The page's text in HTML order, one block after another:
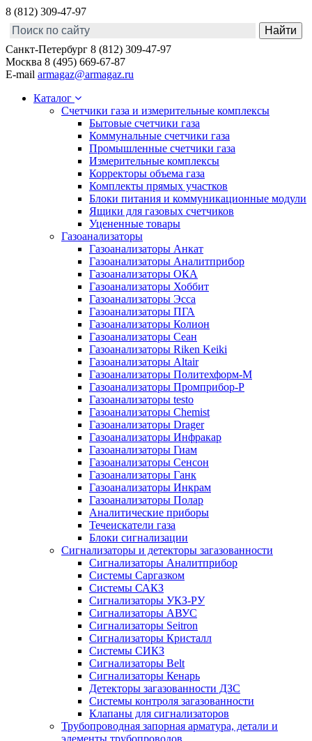
8 (812) 309-47-97
Санкт-Петербург 8 (812) 309-47-97
Москва 8 (495) 669-67-87
E-mail armagaz@armagaz.ru
Каталог
Счетчики газа и измерительные комплексы
Бытовые счетчики газа
Коммунальные счетчики газа
Промышленные счетчики газа
Измерительные комплексы
Корректоры объема газа
Комплекты прямых участков
Блоки питания и коммуникационные модули
Ящики для газовых счетчиков
Уцененные товары
Газоанализаторы
Газоанализаторы Анкат
Газоанализаторы Аналитприбор
Газоанализаторы ОКА
Газоанализаторы Хоббит
Газоанализаторы Эсса
Газоанализаторы ПГА
Газоанализаторы Колион
Газоанализаторы Сеан
Газоанализаторы Riken Keiki
Газоанализаторы Altair
Газоанализаторы Политехформ-М
Газоанализаторы Промприбор-Р
Газоанализаторы testo
Газоанализаторы Chemist
Газоанализаторы Drager
Газоанализаторы Инфракар
Газоанализаторы Гиам
Газоанализаторы Сенсон
Газоанализаторы Ганк
Газоанализаторы Инкрам
Газоанализаторы Полар
Аналитические приборы
Течеискатели газа
Блоки сигнализации
Сигнализаторы и детекторы загазованности
Сигнализаторы Аналитприбор
Системы Саргазком
Системы САКЗ
Сигнализаторы УКЗ-РУ
Сигнализаторы АВУС
Сигнализаторы Seitron
Сигнализаторы Кристалл
Системы СИКЗ
Сигнализаторы Belt
Сигнализаторы Кенарь
Детекторы загазованности ДЗС
Системы контроля загазованности
Клапаны для сигнализаторов
Трубопроводная запорная арматура, детали и
элементы трубопроводов